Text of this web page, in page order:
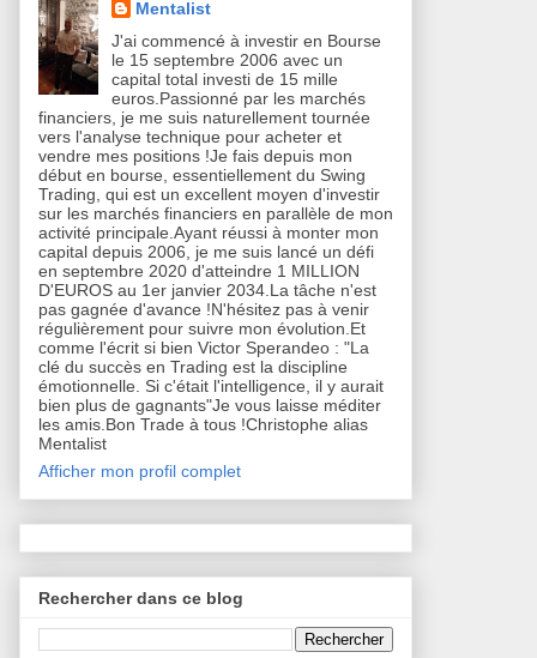
Mentalist
J'ai commencé à investir en Bourse
le 15 septembre 2006 avec un
capital total investi de 15 mille
euros.Passionné par les marchés
financiers, je me suis naturellement tournée
vers l'analyse technique pour acheter et
vendre mes positions !Je fais depuis mon
début en bourse, essentiellement du Swing
Trading, qui est un excellent moyen d'investir
sur les marchés financiers en parallèle de mon
activité principale.Ayant réussi à monter mon
capital depuis 2006, je me suis lancé un défi
en septembre 2020 d'atteindre 1 MILLION
D'EUROS au 1er janvier 2034.La tâche n'est
pas gagnée d'avance !N'hésitez pas à venir
régulièrement pour suivre mon évolution.Et
comme l'écrit si bien Victor Sperandeo : "La
clé du succès en Trading est la discipline
émotionnelle. Si c'était l'intelligence, il y aurait
bien plus de gagnants"Je vous laisse méditer
les amis.Bon Trade à tous !Christophe alias
Mentalist
Afficher mon profil complet
Rechercher dans ce blog